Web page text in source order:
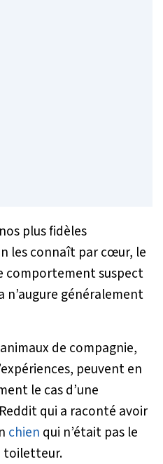
plus fidèles
les connaît par cœur, le
comportement suspect
généralement
de compagnie,
peuvent en
le cas d’une
qui a raconté avoir
chien qui n’était pas le
toiletteur.